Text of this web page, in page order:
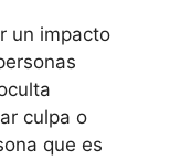
un impacto
culpa o
que es